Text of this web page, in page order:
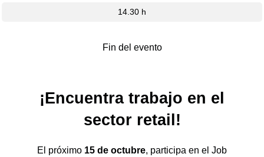
14.30 h
Fin del evento
¡Encuentra trabajo en el
sector retail!
El próximo 15 de octubre, participa en el Job